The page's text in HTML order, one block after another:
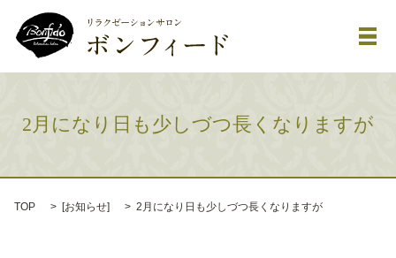
メ
2月になり日も少しづつ長くなりますが
TOP [お知らせ] 2月になり日も少しづつ長くなりますが